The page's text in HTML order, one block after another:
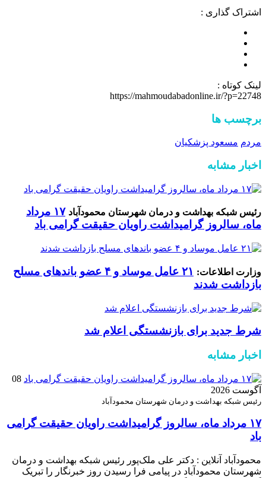
اشتراک گذاری :
لینک کوتاه :
https://mahmoudabadonline.ir/?p=22748
برچسب ها
مردم مسعود پزشکیان
اخبار مشابه
رئیس شبکه بهداشت و درمان شهرستان محمودآباد
۱۷ مرداد
ماه، سالروز گرامیداشت راویان حقیقت گرامی باد
وزارت اطلاعات:
۲۱ عامل موساد و ۴ عضو باند‌های مسلح
بازداشت شدند
شرط جدید برای بازنشستگی اعلام شد
اخبار مشابه
08
آگوست 2026
رئیس شبکه بهداشت و درمان شهرستان محمودآباد
۱۷ مرداد ماه، سالروز گرامیداشت راویان حقیقت گرامی
باد
محمودآباد آنلاین : دکتر علی ملک‌پور رئیس شبکه بهداشت و درمان
شهرستان محمودآباد در پیامی فرا رسیدن روز خبرنگار را تبریک